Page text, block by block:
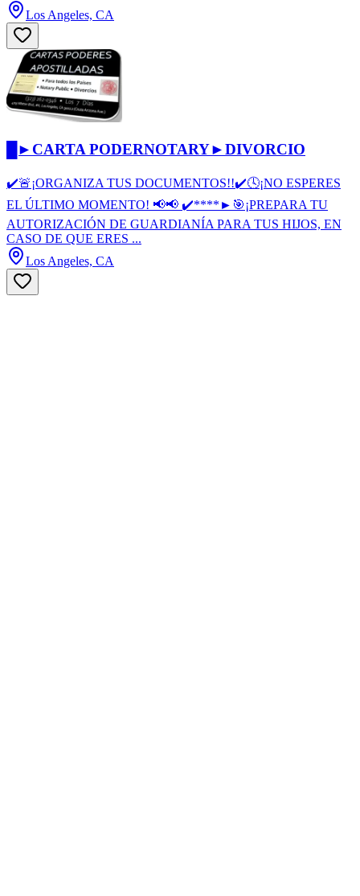
Los Angeles, CA
█►CARTA PODERNOTARY►DIVORCIO
✔️🚨¡ORGANIZA TUS DOCUMENTOS!!✔️🕓¡NO ESPERES
EL ÚLTIMO MOMENTO! 📢📢 ✔️****►🎯¡PREPARA TU
AUTORIZACIÓN DE GUARDIANÍA PARA TUS HIJOS, EN
CASO DE QUE ERES ...
Los Angeles, CA